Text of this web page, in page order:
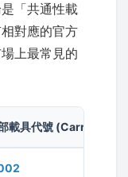
「共通性載
對應的官方
上最常見的
載具代號 (CarryType)